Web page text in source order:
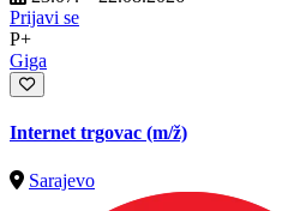
Prijavi se
P+
Giga
Internet trgovac (m/ž)
Sarajevo